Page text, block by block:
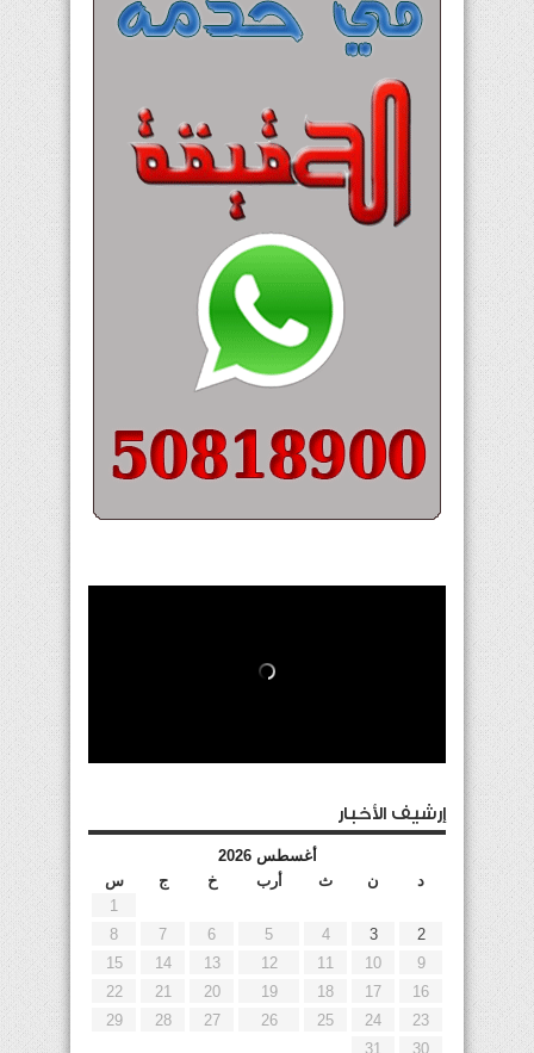
إرشيف الأخبار
أغسطس 2026
د
ن ث أرب خ ج
س
1
2
3
4
5
6
7
8
9
10
11
12
13
14
15
16
17
18
19
20
21
22
23
24
25
26
27
28
29
30
31